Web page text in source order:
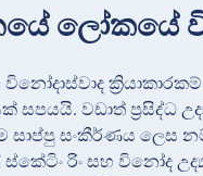
ලෝකයේ
විනෝදාස්වාද
සපයයි. වඩාත් ප්‍රසිද්ධ
සාප්පු සංකීර්ණය ලෙස
ස්කේටිං රිං සහ විනෝද